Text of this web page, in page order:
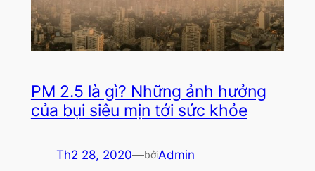
PM 2.5 là gì? Những ảnh hưởng
của bụi siêu mịn tới sức khỏe
Th2 28, 2020—bởiAdmin